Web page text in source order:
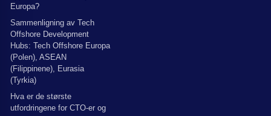
Europa?
Sammenligning av Tech
Offshore Development
Hubs: Tech Offshore Europa
(Polen), ASEAN
(Filippinene), Eurasia
(Tyrkia)
Hva er de største
utfordringene for CTO-er og